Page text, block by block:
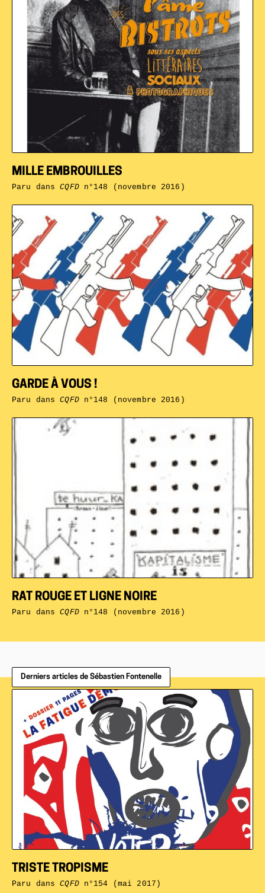
RAT ROUGE ET LIGNE NOIRE
Paru dansCQFDn°148 (novembre 2016)
GARDE À VOUS !
Paru dansCQFDn°148 (novembre 2016)
MILLE EMBROUILLES
Paru dansCQFDn°148 (novembre 2016)
Derniers articles de Sébastien Fontenelle
TRISTE TROPISME
Paru dansCQFDn°154 (mai 2017)